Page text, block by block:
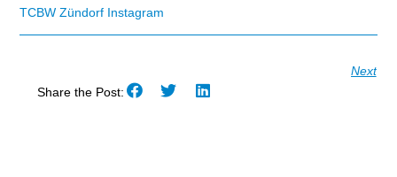
TCBW Zündorf Instagram
Next
Share the Post: